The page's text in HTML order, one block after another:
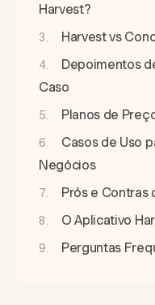
Harvest?
Harvest vs
Depoimentos
Caso
Planos de
Casos de Uso
Negócios
Prós e Contras
O Aplicativo
Perguntas